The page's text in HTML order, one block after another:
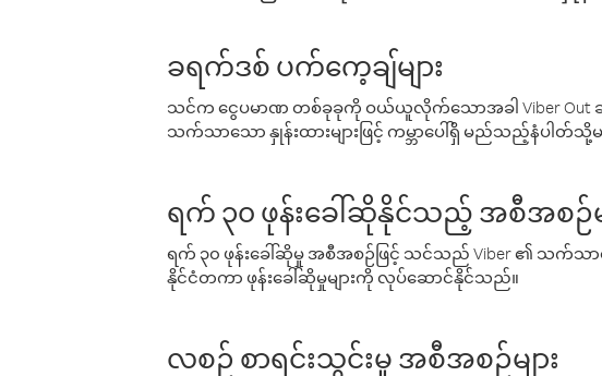
ခရက်ဒစ် ပက်ကေ့ချ်များ
သင်က ငွေပမာဏ တစ်ခုခုကို ဝယ်ယူလိုက်သောအခါ Viber
သက်သာသော နှုန်းထားများဖြင့် ကမ္ဘာပေါ်ရှိ မည်သည့်နံပါတ်သို့
ရက် ၃၀ ဖုန်းခေါ်ဆိုနိုင်သည့် အစီအစဉ်မ
ရက် ၃၀ ဖုန်းခေါ်ဆိုမှု အစီအစဉ်ဖြင့် သင်သည် Viber ၏ သက်သ
နိုင်ငံတကာ ဖုန်းခေါ်ဆိုမှုများကို လုပ်ဆောင်နိုင်သည်။
လစဉ် စာရင်းသွင်းမှု အစီအစဉ်များ